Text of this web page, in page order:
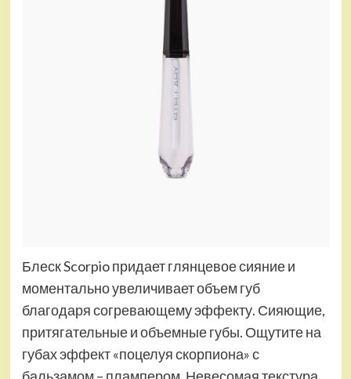
Блеск Scorpio придает глянцевое сияние и
моментально увеличивает объем губ
благодаря согревающему эффекту. Сияющие,
притягательные и объемные губы. Ощутите на
губах эффект «поцелуя скорпиона» с